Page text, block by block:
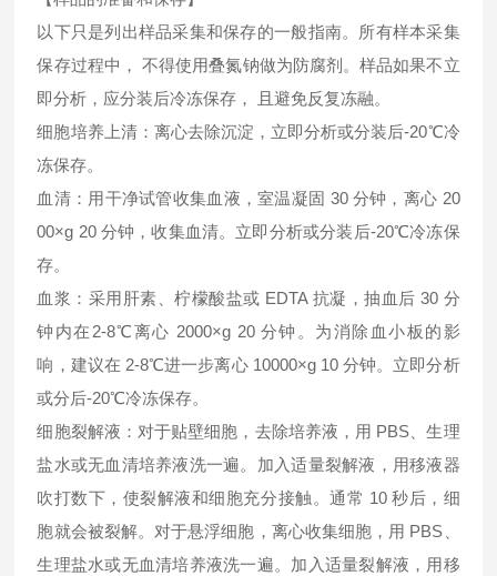
以下只是列出样品采集和保存的一般指南。所有样本采集
保存过程中， 不得使用叠氮钠做为防腐剂。样品如果不立
即分析，应分装后冷冻保存， 且避免反复冻融。
细胞培养上清：离心去除沉淀，立即分析或分装后-20℃冷
冻保存。
血清：用干净试管收集血液，室温凝固 30 分钟，离心 20
00×g 20 分钟，收集血清。立即分析或分装后-20℃冷冻保
存。
血浆：采用肝素、柠檬酸盐或 EDTA 抗凝，抽血后 30 分
钟内在2-8℃离心 2000×g 20 分钟。为消除血小板的影
响，建议在 2-8℃进一步离心 10000×g 10 分钟。立即分析
或分后-20℃冷冻保存。
细胞裂解液：对于贴壁细胞，去除培养液，用 PBS、生理
盐水或无血清培养液洗一遍。加入适量裂解液，用移液器
吹打数下，使裂解液和细胞充分接触。通常 10 秒后，细
胞就会被裂解。对于悬浮细胞，离心收集细胞，用 PBS、
生理盐水或无血清培养液洗一遍。加入适量裂解液，用移